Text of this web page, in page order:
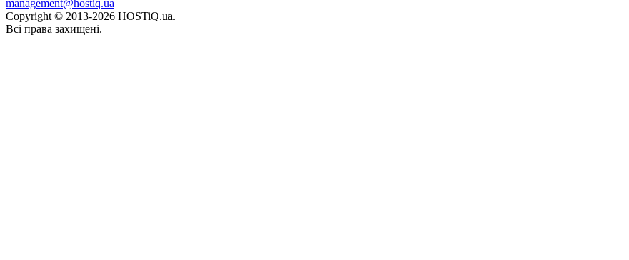
management@hostiq.ua
Copyright © 2013-2026 HOSTiQ.ua.
Всі права захищені.